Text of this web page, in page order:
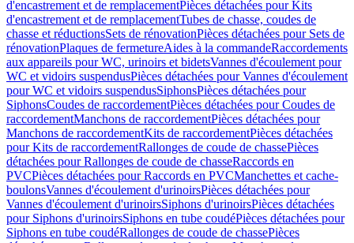
d'encastrement et de remplacementPièces détachées pour Kits
d'encastrement et de remplacementTubes de chasse, coudes de
chasse et réductionsSets de rénovationPièces détachées pour Sets de
rénovationPlaques de fermetureAides à la commandeRaccordements
aux appareils pour WC, urinoirs et bidetsVannes d'écoulement pour
WC et vidoirs suspendusPièces détachées pour Vannes d'écoulement
pour WC et vidoirs suspendusSiphonsPièces détachées pour
SiphonsCoudes de raccordementPièces détachées pour Coudes de
raccordementManchons de raccordementPièces détachées pour
Manchons de raccordementKits de raccordementPièces détachées
pour Kits de raccordementRallonges de coude de chassePièces
détachées pour Rallonges de coude de chasseRaccords en
PVCPièces détachées pour Raccords en PVCManchettes et cache-
boulonsVannes d'écoulement d'urinoirsPièces détachées pour
Vannes d'écoulement d'urinoirsSiphons d'urinoirsPièces détachées
pour Siphons d'urinoirsSiphons en tube coudéPièces détachées pour
Siphons en tube coudéRallonges de coude de chassePièces